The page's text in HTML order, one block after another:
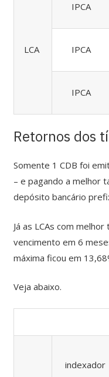
LCA
IPCA
IPCA
IPCA
Retornos dos
Somente 1 CDB foi
– e pagando a melhor
depósito bancário
Já as LCAs com
vencimento em 6
máxima ficou em
Veja abaixo.
indexador